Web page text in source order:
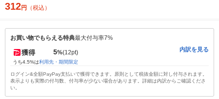
312円 （税込）
お買い物でもらえる特典最大付与率7%
獲得 5%(12pt)
うち4.5%は利用先・期間限定
内訳を見る
ログイン&全額PayPay支払いで獲得できます。原則として税抜金額に対し付与されます。
表示よりも実際の付与数、付与率が少ない場合があります。詳細は内訳からご確認くださ
い。